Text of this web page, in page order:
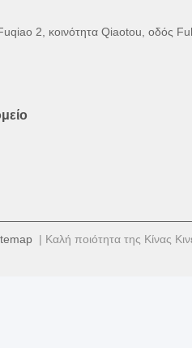
2, κοινότητα Qiaotou, οδός
| Καλή ποιότητα της Κίνας